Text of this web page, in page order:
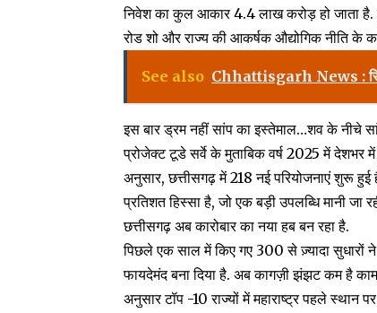
निवेश का कुल आकार 4.4 लाख करोड़ हो जाता है.
रोड शो और राज्य की आकर्षक औद्योगिक नीति के
See also Chhattisgarh News :
इस बार ड्रम नहीं सांप का इस्तेमाल…शव के नीचे
प्रोजेक्ट टूडे सर्वे के मुताबिक वर्ष 2025 में देशभर
अनुसार, छत्तीसगढ़ में 218 नई परियोजनाएं शुरू
प्रतिशत हिस्सा है, जो एक बड़ी उपलब्धि मानी जा
छत्तीसगढ़ अब कारोबार का नया हब बन रहा है.
पिछले एक साल में किए गए 300 से ज़्यादा सुधारों
फायदेमंद बना दिया है. अब कागज़ी झंझट कम है काम
अनुसार टॉप -10 राज्यों में महाराष्ट्र पहले